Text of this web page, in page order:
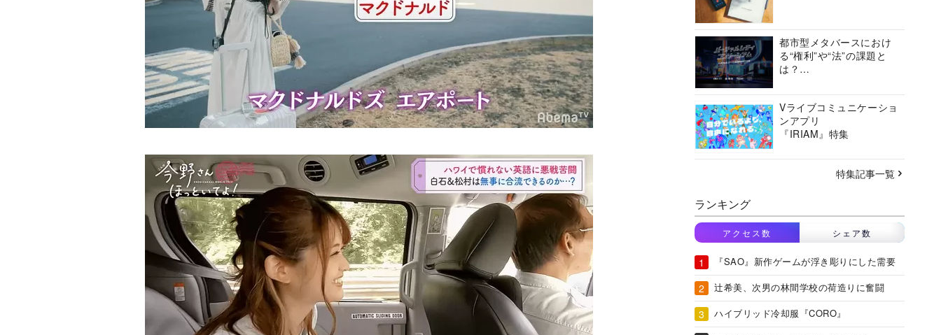
都市型メタバースにおけ
る“権利”や“法”の課題と
は？
ーシアムの挑戦に迫る
Vライブコミュニケーショ
ンアプリ
『IRIAM』特集
特集記事一覧
ランキング
アクセス数 シェア数
『SAO』新作ゲームが浮き彫りにした需要
辻希美、次男の林間学校の荷造りに奮闘
ハイブリッド冷却服『CORO』